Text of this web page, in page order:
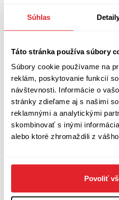
Súhlas
Táto stránka používa súbory
Súbory cookie používame na
reklám, poskytovanie funkcií
návštevnosti. Informácie o
stránky zdieľame aj s našimi
reklamnými a analytickými
skombinovať s inými
alebo ktoré zhromaždili z
Povoliť
nejvýznamnějším osobnostem
estetiky poválečné éry. Ač
řady filozofických disciplín, odborná
kniha Umění a jeho objekty
Knihkupectví je